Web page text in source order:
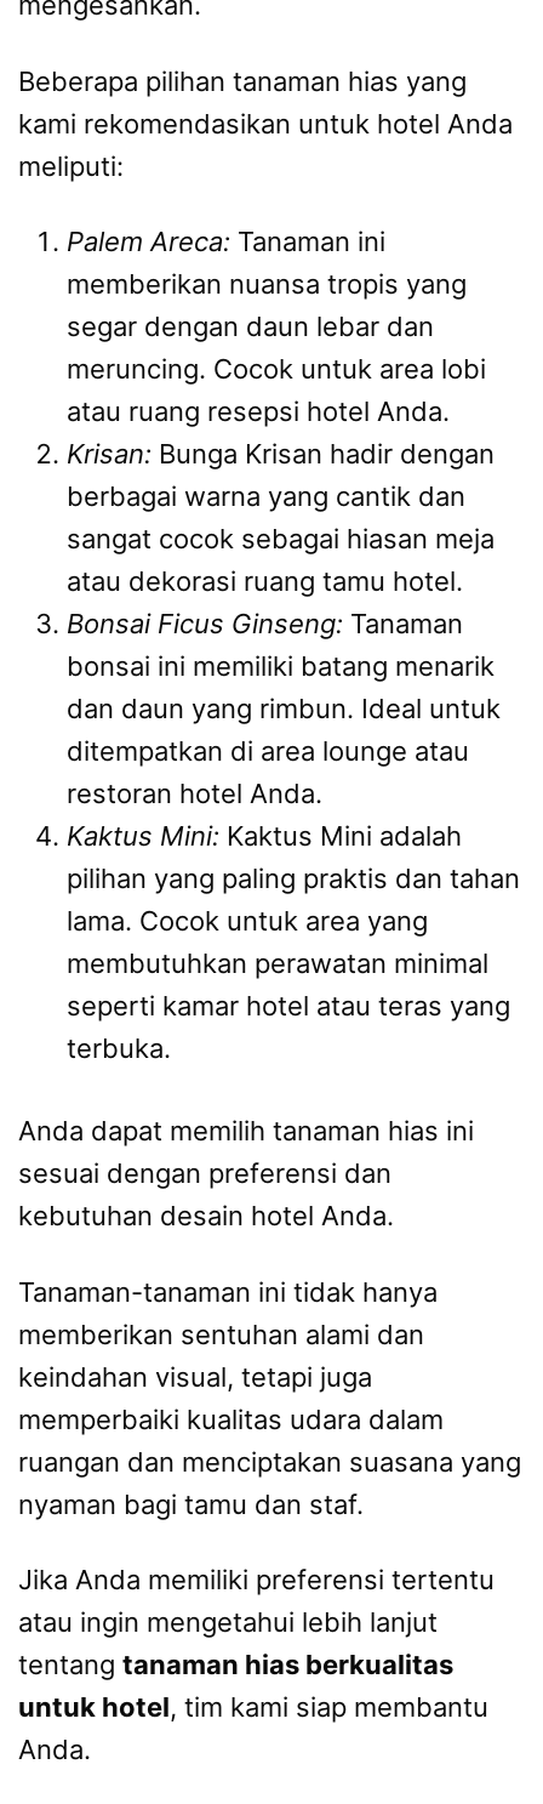
Beberapa pilihan tanaman hias yang
kami rekomendasikan untuk hotel Anda
meliputi:
Palem Areca: Tanaman ini
memberikan nuansa tropis yang
segar dengan daun lebar dan
meruncing. Cocok untuk area lobi
atau ruang resepsi hotel Anda.
Krisan: Bunga Krisan hadir dengan
berbagai warna yang cantik dan
sangat cocok sebagai hiasan meja
atau dekorasi ruang tamu hotel.
Bonsai Ficus Ginseng: Tanaman
bonsai ini memiliki batang menarik
dan daun yang rimbun. Ideal untuk
ditempatkan di area lounge atau
restoran hotel Anda.
Kaktus Mini: Kaktus Mini adalah
pilihan yang paling praktis dan tahan
lama. Cocok untuk area yang
membutuhkan perawatan minimal
seperti kamar hotel atau teras yang
terbuka.
Anda dapat memilih tanaman hias ini
sesuai dengan preferensi dan
kebutuhan desain hotel Anda.
Tanaman-tanaman ini tidak hanya
memberikan sentuhan alami dan
keindahan visual, tetapi juga
memperbaiki kualitas udara dalam
ruangan dan menciptakan suasana yang
nyaman bagi tamu dan staf.
Jika Anda memiliki preferensi tertentu
atau ingin mengetahui lebih lanjut
tentang tanaman hias berkualitas
untuk hotel, tim kami siap membantu
Anda.